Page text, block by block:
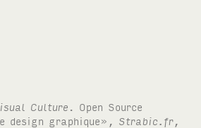
Culture . Open Source
design graphique», Strabic.fr